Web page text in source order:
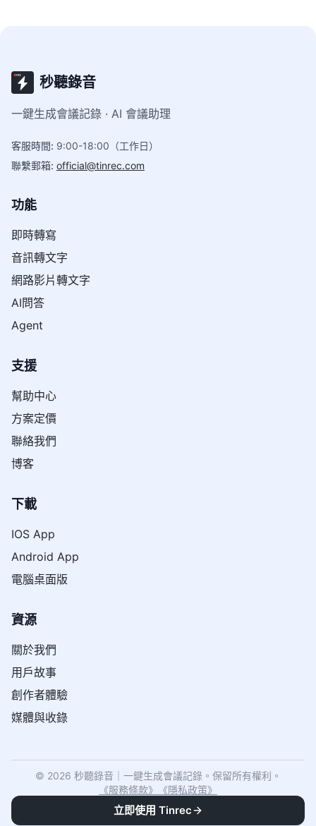
秒聽錄音
一鍵生成會議記錄 · AI 會議助理
客服時間: 9:00-18:00（工作日）
聯繫郵箱: official@tinrec.com
功能
即時轉寫
音訊轉文字
網路影片轉文字
AI問答
Agent
支援
幫助中心
方案定價
聯絡我們
博客
下載
IOS App
Android App
電腦桌面版
資源
關於我們
用戶故事
創作者體驗
媒體與收錄
© 2026 秒聽錄音｜一鍵生成會議記錄。保留所有權利。
《服務條款》 《隱私政策》
立即使用 Tinrec